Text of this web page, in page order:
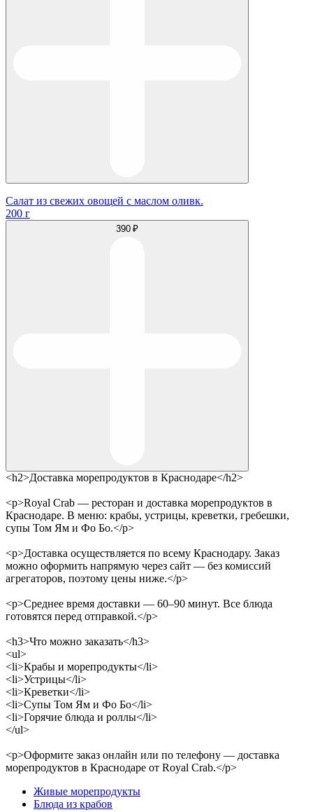
Салат из свежих овощей с маслом оливк.
200 г
390 ₽
<h2>Доставка морепродуктов в Краснодаре</h2>
<p>Royal Crab — ресторан и доставка морепродуктов в
Краснодаре. В меню: крабы, устрицы, креветки, гребешки,
супы Том Ям и Фо Бо.</p>
<p>Доставка осуществляется по всему Краснодару. Заказ
можно оформить напрямую через сайт — без комиссий
агрегаторов, поэтому цены ниже.</p>
<p>Среднее время доставки — 60–90 минут. Все блюда
готовятся перед отправкой.</p>
<h3>Что можно заказать</h3>
<ul>
<li>Крабы и морепродукты</li>
<li>Устрицы</li>
<li>Креветки</li>
<li>Супы Том Ям и Фо Бо</li>
<li>Горячие блюда и роллы</li>
</ul>
<p>Оформите заказ онлайн или по телефону — доставка
морепродуктов в Краснодаре от Royal Crab.</p>
Живые морепродукты
Блюда из крабов